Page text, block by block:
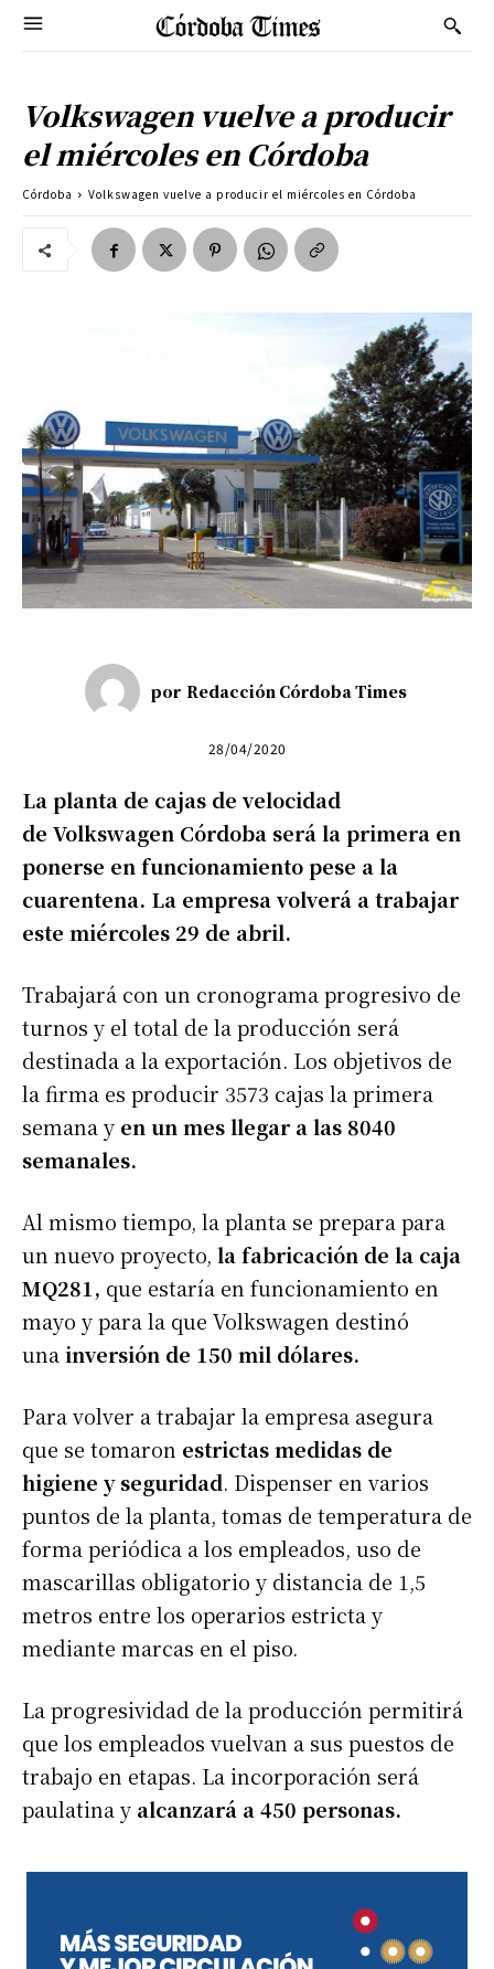
Volkswagen vuelve a producir
el miércoles en Córdoba
Córdoba Volkswagen vuelve a producir el miércoles en Córdoba
por Redacción Córdoba Times
28/04/2020
La planta de cajas de velocidad
de Volkswagen Córdoba será la primera en
ponerse en funcionamiento pese a la
cuarentena. La empresa volverá a trabajar
este miércoles 29 de abril.
Trabajará con un cronograma progresivo de
turnos y el total de la producción será
destinada a la exportación. Los objetivos de
la firma es producir 3573 cajas la primera
semana y en un mes llegar a las 8040
semanales.
Al mismo tiempo, la planta se prepara para
un nuevo proyecto, la fabricación de la caja
MQ281, que estaría en funcionamiento en
mayo y para la que Volkswagen destinó
una inversión de 150 mil dólares.
Para volver a trabajar la empresa asegura
que se tomaron estrictas medidas de
higiene y seguridad. Dispenser en varios
puntos de la planta, tomas de temperatura de
forma periódica a los empleados, uso de
mascarillas obligatorio y distancia de 1,5
metros entre los operarios estricta y
mediante marcas en el piso.
La progresividad de la producción permitirá
que los empleados vuelvan a sus puestos de
trabajo en etapas. La incorporación será
paulatina y alcanzará a 450 personas.